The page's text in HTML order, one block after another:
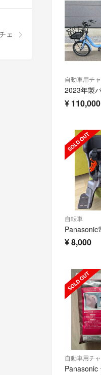
¥ 110,000
自転車
¥8,000
ェ